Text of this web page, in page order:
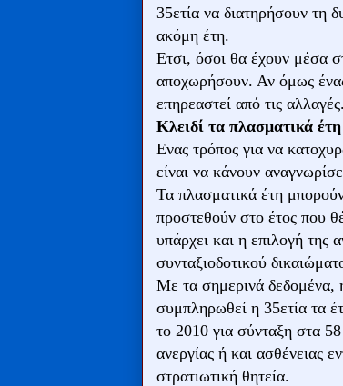
35ετία να διατηρήσουν τη
ακόμη έτη.
Ετσι, όσοι θα έχουν μέσα
αποχωρήσουν. Αν όμως ένας
επηρεαστεί από τις αλλαγές.
Κλειδί τα πλασματικά έτη
Ενας τρόπος για να
είναι να κάνουν
Τα πλασματικά έτη
προστεθούν στο έτος που
υπάρχει και η επιλογή
συνταξιοδοτικού
Με τα σημερινά δεδομένα,
συμπληρωθεί η 35ετία τα
το 2010 για σύνταξη στα
ανεργίας ή και ασθένειας
στρατιωτική θητεία.